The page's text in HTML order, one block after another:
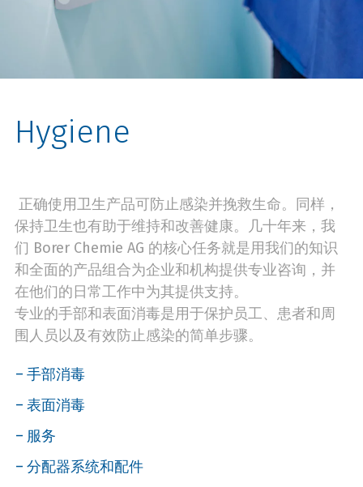
Hygiene
正确使用卫生产品可防止感染并挽救生命。同样，
保持卫生也有助于维持和改善健康。几十年来，我
们 Borer Chemie AG 的核心任务就是用我们的知识
和全面的产品组合为企业和机构提供专业咨询，并
在他们的日常工作中为其提供支持。
专业的手部和表面消毒是用于保护员工、患者和周
围人员以及有效防止感染的简单步骤。
手部消毒
表面消毒
服务
分配器系统和配件